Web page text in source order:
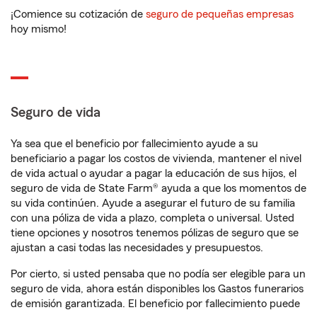
¡Comience su cotización de seguro de pequeñas empresas
hoy mismo!
Seguro de vida
Ya sea que el beneficio por fallecimiento ayude a su
beneficiario a pagar los costos de vivienda, mantener el nivel
de vida actual o ayudar a pagar la educación de sus hijos, el
seguro de vida de State Farm® ayuda a que los momentos de
su vida continúen. Ayude a asegurar el futuro de su familia
con una póliza de vida a plazo, completa o universal. Usted
tiene opciones y nosotros tenemos pólizas de seguro que se
ajustan a casi todas las necesidades y presupuestos.
Por cierto, si usted pensaba que no podía ser elegible para un
seguro de vida, ahora están disponibles los Gastos funerarios
de emisión garantizada. El beneficio por fallecimiento puede